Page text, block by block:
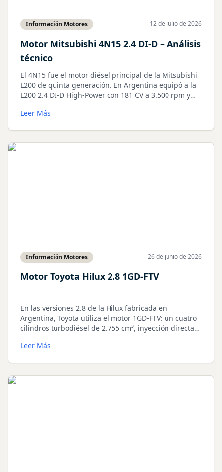
Información Motores 12 de julio de 2026
Motor Mitsubishi 4N15 2.4 DI-D – Análisis
técnico
El 4N15 fue el motor diésel principal de la Mitsubishi
L200 de quinta generación. En Argentina equipó a la
L200 2.4 DI-D High-Power con 181 CV a 3.500 rpm y
automática. Incorporó block de aluminio, MIVEC,
Leer Más
Información Motores 26 de junio de 2026
Motor Toyota Hilux 2.8 1GD-FTV
En las versiones 2.8 de la Hilux fabricada en
Argentina, Toyota utiliza el motor 1GD-FTV: un cuatro
cilindros turbodiésel de 2.755 cm³, inyección directa
intercooler, 16 válvulas DOHC y distribución por
Leer Más